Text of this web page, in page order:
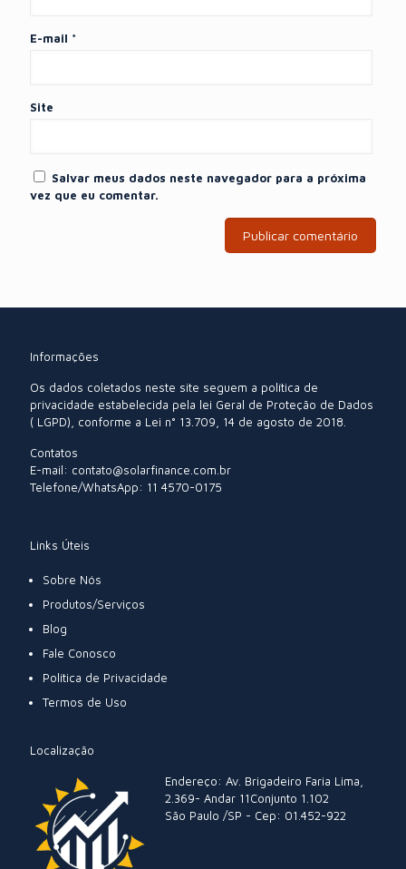
E-mail *
Site
Salvar meus dados neste navegador para a próxima
vez que eu comentar.
Informações
Os dados coletados neste site seguem a política de
privacidade estabelecida pela lei Geral de Proteção de Dados
( LGPD), conforme a Lei n° 13.709, 14 de agosto de 2018.
Contatos
E-mail: contato@solarfinance.com.br
Telefone/WhatsApp: 11 4570-0175
Links Úteis
Sobre Nós
Produtos/Serviços
Blog
Fale Conosco
Política de Privacidade
Termos de Uso
Localização
Endereço: Av. Brigadeiro Faria Lima,
2.369- Andar 11Conjunto 1.102
São Paulo /SP - Cep: 01.452-922